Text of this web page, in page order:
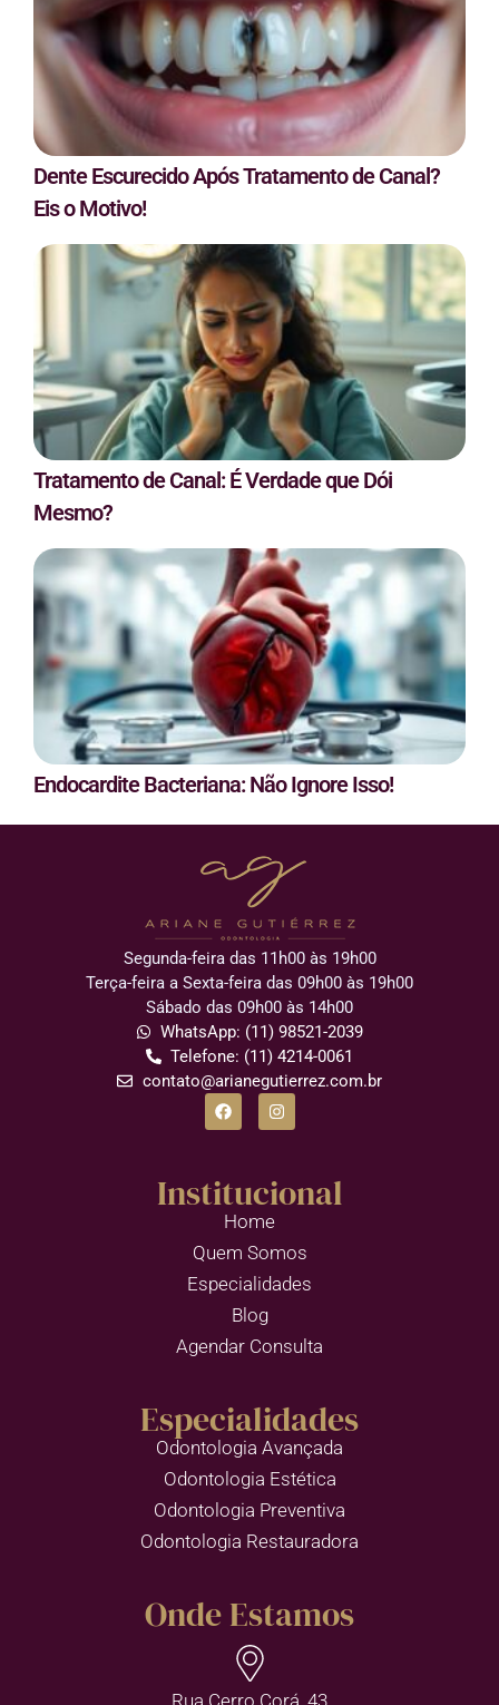
Dente Escurecido Após Tratamento de Canal?
Eis o Motivo!
Tratamento de Canal: É Verdade que Dói
Mesmo?
Endocardite Bacteriana: Não Ignore Isso!
Segunda-feira das 11h00 às 19h00
Terça-feira a Sexta-feira das 09h00 às 19h00
Sábado das 09h00 às 14h00
WhatsApp: (11) 98521-2039
Telefone: (11) 4214-0061
contato@arianegutierrez.com.br
Institucional
Home
Quem Somos
Especialidades
Blog
Agendar Consulta
Especialidades
Odontologia Avançada
Odontologia Estética
Odontologia Preventiva
Odontologia Restauradora
Onde Estamos
Rua Cerro Corá, 43